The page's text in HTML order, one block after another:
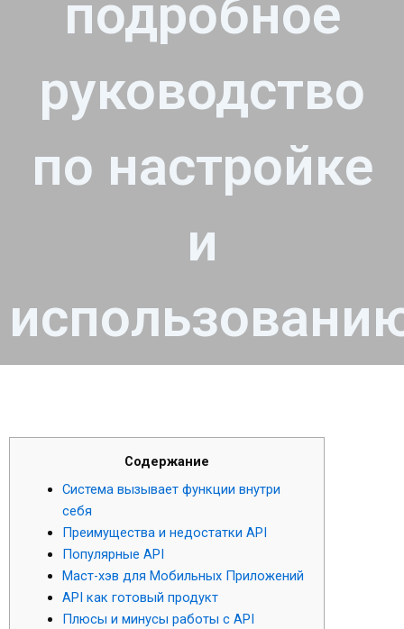
подробное
руководство
по настройке
и
Содержание
Система вызывает функции внутри
себя
Преимущества и недостатки API
Популярные API
Маст-хэв для Мобильных Приложений
API как готовый продукт
Плюсы и минусы работы с API